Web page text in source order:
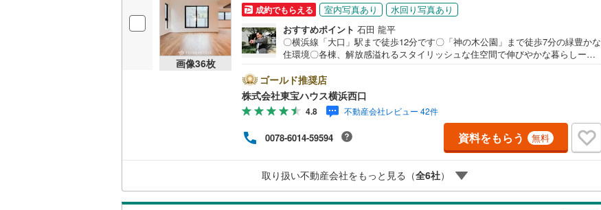
画像36枚
成約でもらえる 室内写真あり
水回り写真あり
おすすめポイント 石田 龍平
〇横浜線「大口」駅まで徒歩12分です〇「神の木公園」まで徒歩7分の緑豊かな
住環境〇各棟、解放感溢れるスタイリッシュな住空間で伸びやかな暮らしーー
yPayボーナスライトがもらえる「Yahoo！ 不動産 物件ご成約キャンペーン」の
対象になります。「資料をもらう」「見学予約をする」ボタンからお問い合わ
せください。※必ずYahoo！ JAPAN IDでログインしてください。※PayPayボー
ナスライトは出金と譲渡はできません。有効期限は付与日から60日です。ーー
ーーーーーーーーーーーーーーーーーーーーーーーー紹介金融機関/都市銀行利
率/年利 0.95％（変動金利）※上記金利は 2026年8月時点 のものであり、実際の
適用金利は融資実行時のものとなります。金利情勢により表記の返済額と異な
ゴールド推奨店
株式会社東宝ハウス横浜西口
4.8 不動産会社レビュー 42件
0078-6014-59594 資料をもらう 無料
取り扱い不動産会社をもっと見る（全6社）
小田急江ノ島線(1,343) 小田急多摩線
東急多摩川線(32) 東急大井町線 (175)
こどもの国線(105)
京急空港線
) 京急大師線(45)
京急久里浜線(76 都電荒川線( 100)
ゆりかもめ(1) 都営日暮里・舎人ライナー
相模鉄道いずみ野線(555) 相模鉄道新横浜線(195)